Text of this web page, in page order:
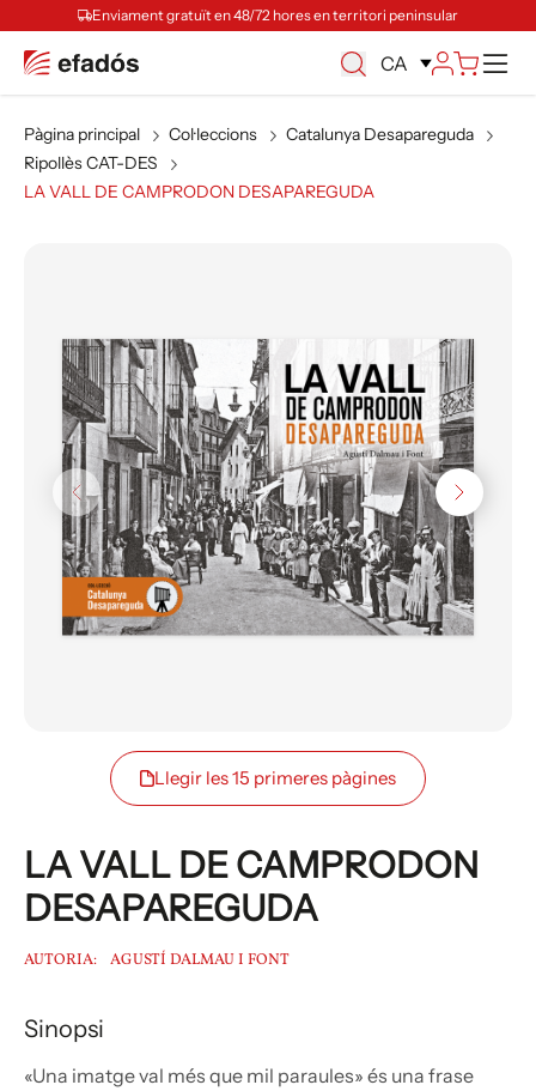
Enviament gratuït en 48/72 hores en territori peninsular
CA
Pàgina principal Col·leccions
Catalunya Desapareguda
Ripollès CAT-DES
LA VALL DE CAMPRODON DESAPAREGUDA
Llegir les 15 primeres pàgines
LA VALL DE CAMPRODON
DESAPAREGUDA
AUTORIA: AGUSTÍ DALMAU I FONT
Sinopsi
«Una imatge val més que mil paraules» és una frase